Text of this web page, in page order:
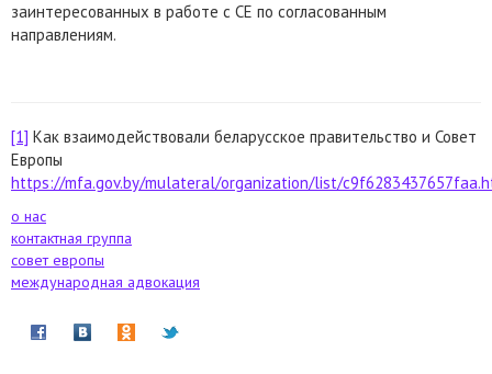
заинтересованных в работе с СЕ по согласованным
направлениям.
[1] Как взаимодействовали беларусское правительство и Совет
Европы
https://mfa.gov.by/mulateral/organization/list/
о нас
контактная группа
совет европы
международная адвокация